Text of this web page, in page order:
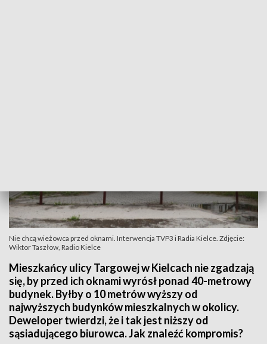
Nie chcą wieżowca przed oknami. Interwencja TVP3 i Radia Kielce. Zdjęcie:
Wiktor Taszłow, Radio Kielce
Mieszkańcy ulicy Targowej w Kielcach nie zgadzają
się, by przed ich oknami wyrósł ponad 40-metrowy
budynek. Byłby o 10 metrów wyższy od
najwyższych budynków mieszkalnych w okolicy.
Deweloper twierdzi, że i tak jest niższy od
sąsiadującego biurowca. Jak znaleźć kompromis?